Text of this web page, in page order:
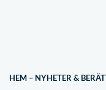
HEM – NYHETER &